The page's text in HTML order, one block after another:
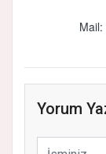
Mail:
Yorum